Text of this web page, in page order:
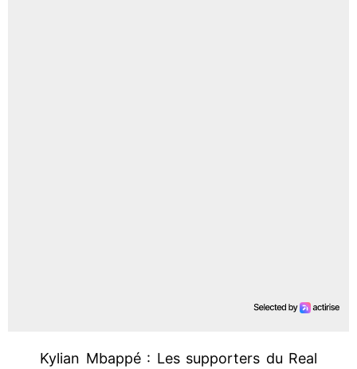
Kylian Mbappé : Les supporters du Real